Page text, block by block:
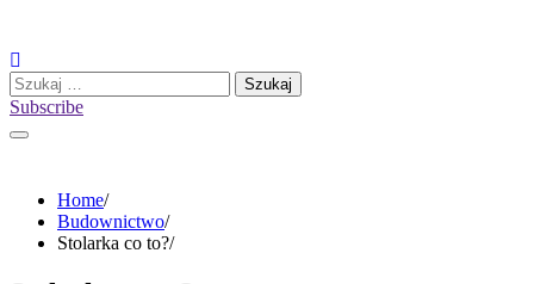
content
Szukaj:
Subscribe
Home
Budownictwo
Stolarka co to?